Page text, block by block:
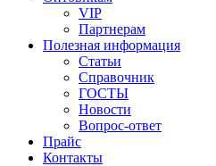
VIP
Партнерам
Полезная информация
Статьи
Справочник
ГОСТЫ
Новости
Вопрос-ответ
Прайс
Контакты